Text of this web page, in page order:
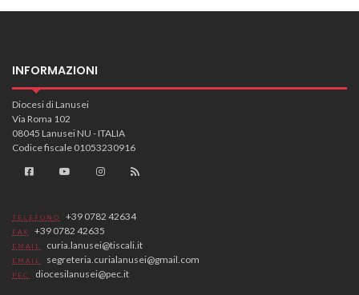
INFORMAZIONI
Diocesi di Lanusei
Via Roma 102
08045 Lanusei NU - ITALIA
Codice fiscale 01053230916
TELEFONO +39 0782 42634
FAX +39 0782 42635
EMAIL curia.lanusei@tiscali.it
EMAIL segreteria.curialanusei@gmail.com
PEC diocesilanusei@pec.it